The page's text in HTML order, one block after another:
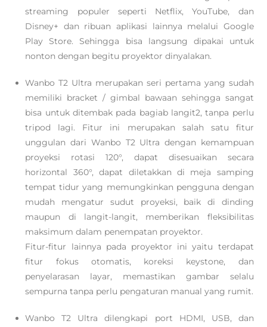
streaming populer seperti Netflix, YouTube, dan
Disney+ dan ribuan aplikasi lainnya melalui Google
Play Store. Sehingga bisa langsung dipakai untuk
nonton dengan begitu proyektor dinyalakan.
Wanbo T2 Ultra merupakan seri pertama yang sudah
memiliki bracket / gimbal bawaan sehingga sangat
bisa untuk ditembak pada bagiab langit2, tanpa perlu
tripod lagi. Fitur ini merupakan salah satu fitur
unggulan dari Wanbo T2 Ultra dengan kemampuan
proyeksi rotasi 120°, dapat disesuaikan secara
horizontal 360°, dapat diletakkan di meja samping
tempat tidur yang memungkinkan pengguna dengan
mudah mengatur sudut proyeksi, baik di dinding
maupun di langit-langit, memberikan fleksibilitas
maksimum dalam penempatan proyektor.
Fitur-fitur lainnya pada proyektor ini yaitu terdapat
fitur fokus otomatis, koreksi keystone, dan
penyelarasan layar, memastikan gambar selalu
sempurna tanpa perlu pengaturan manual yang rumit.
Wanbo T2 Ultra dilengkapi port HDMI, USB, dan